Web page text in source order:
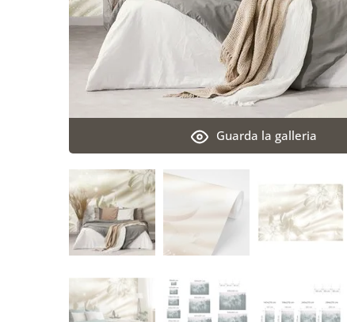
Guarda la galleria